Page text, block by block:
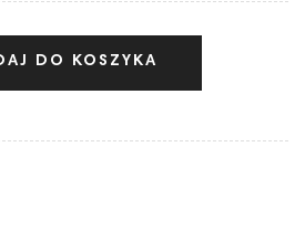
DO KOSZYKA